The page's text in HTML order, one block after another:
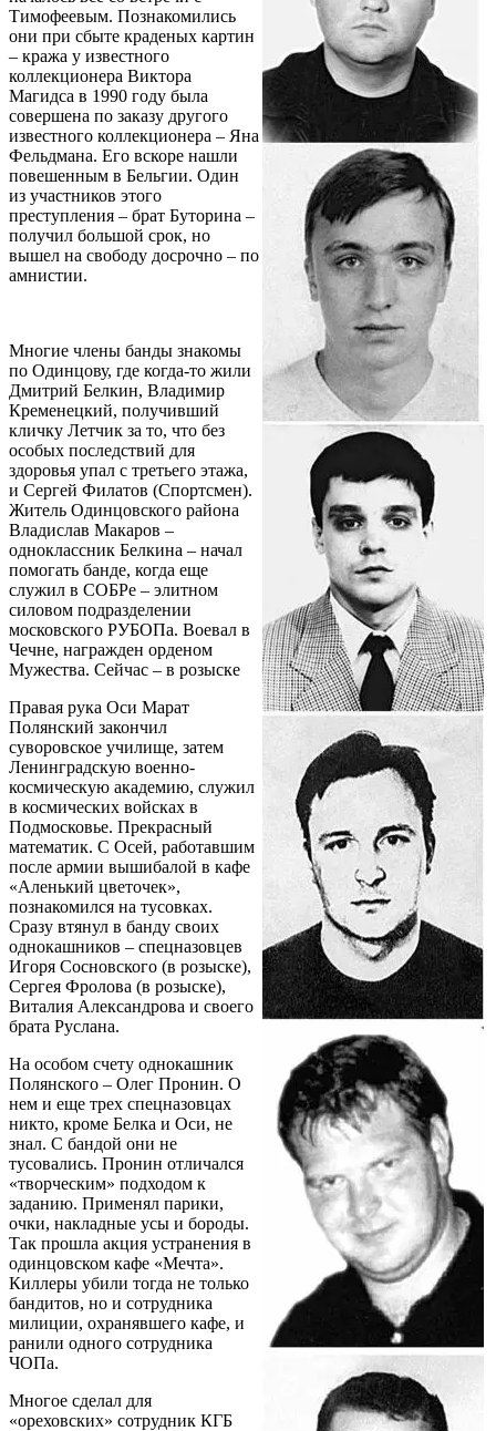
Тимофеевым. Познакомились
они при сбыте краденых картин
– кража у известного
коллекционера Виктора
Магидса в 1990 году была
совершена по заказу другого
известного коллекционера – Яна
Фельдмана. Его вскоре нашли
повешенным в Бельгии. Один
из участников этого
преступления – брат Буторина –
получил большой срок, но
вышел на свободу досрочно – по
амнистии.
Многие члены банды знакомы
по Одинцову, где когда-то жили
Дмитрий Белкин, Владимир
Кременецкий, получивший
кличку Летчик за то, что без
особых последствий для
здоровья упал с третьего этажа,
и Сергей Филатов (Спортсмен).
Житель Одинцовского района
Владислав Макаров –
одноклассник Белкина – начал
помогать банде, когда еще
служил в СОБРе – элитном
силовом подразделении
московского РУБОПа. Воевал в
Чечне, награжден орденом
Мужества. Сейчас – в розыске
Правая рука Оси Марат
Полянский закончил
суворовское училище, затем
Ленинградскую военно-
космическую академию, служил
в космических войсках в
Подмосковье. Прекрасный
математик. С Осей, работавшим
после армии вышибалой в кафе
«Аленький цветочек»,
познакомился на тусовках.
Сразу втянул в банду своих
однокашников – спецназовцев
Игоря Сосновского (в розыске),
Сергея Фролова (в розыске),
Виталия Александрова и своего
брата Руслана.
На особом счету однокашник
Полянского – Олег Пронин. О
нем и еще трех спецназовцах
никто, кроме Белка и Оси, не
знал. С бандой они не
тусовались. Пронин отличался
«творческим» подходом к
заданию. Применял парики,
очки, накладные усы и бороды.
Так прошла акция устранения в
одинцовском кафе «Мечта».
Киллеры убили тогда не только
бандитов, но и сотрудника
милиции, охранявшего кафе, и
ранили одного сотрудника
ЧОПа.
Многое сделал для
«ореховских» сотрудник КГБ